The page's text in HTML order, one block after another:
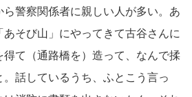
警察関係者に親しい人が多い。あ
あそび山」にやってきて古谷さんに
て（通路橋を）造って、なんで揉
話しているうち、ふとこう言っ